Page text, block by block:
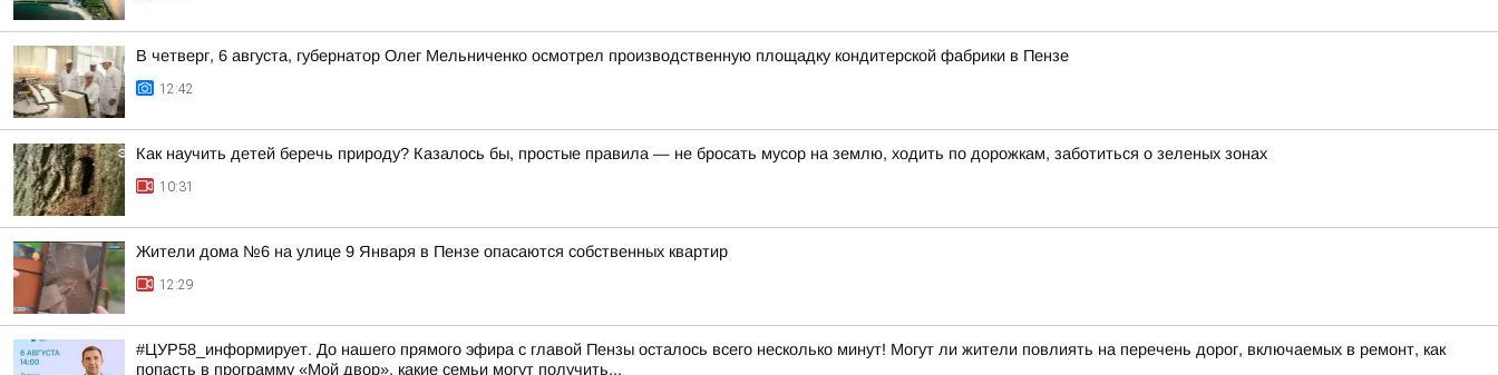
В четверг, 6 августа, губернатор Олег Мельниченко осмотрел производственную площадку кондитерской фабрики в Пензе
12:42
Как научить детей беречь природу? Казалось бы, простые правила — не бросать мусор на землю, ходить по дорожкам, заботиться о зеленых зонах
10:31
Жители дома №6 на улице 9 Января в Пензе опасаются собственных квартир
12:29
#ЦУР58_информирует. До нашего прямого эфира с главой Пензы осталось всего несколько минут! Могут ли жители повлиять на перечень дорог, включаемых в ремонт, как
попасть в программу «Мой двор», какие семьи могут получить...